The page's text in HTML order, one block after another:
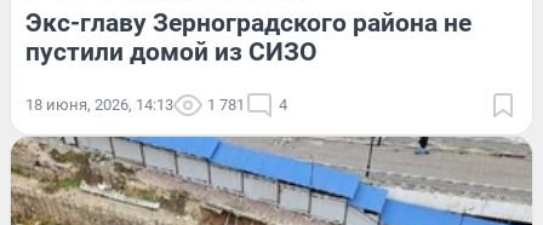
Экс-главу Зерноградского района не
пустили домой из СИЗО
18 июня, 2026, 14:13 1 781 4